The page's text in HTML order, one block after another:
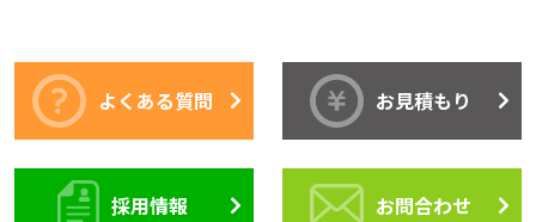
よくある質問 お見積もり
採用情報 お問合わせ